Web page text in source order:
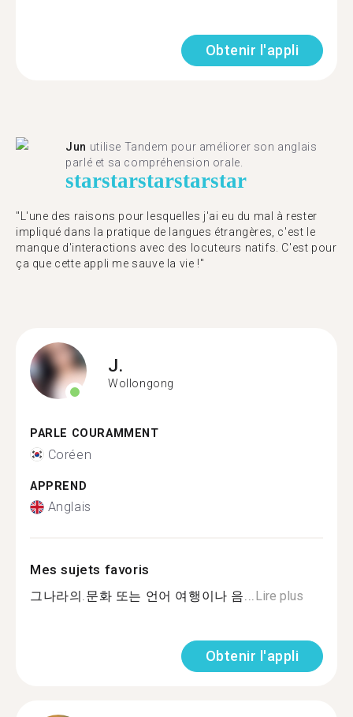
Obtenir l'appli
Jun utilise Tandem pour améliorer son anglais
parlé et sa compréhension orale.
starstarstarstarstar
"L'une des raisons pour lesquelles j'ai eu du mal à rester
impliqué dans la pratique de langues étrangères, c'est le
manque d'interactions avec des locuteurs natifs. C'est pour
ça que cette appli me sauve la vie !"
J.
Wollongong
PARLE COURAMMENT
Coréen
APPREND
Anglais
Mes sujets favoris
그나라의.문화 또는 언어 여행이나 음...Lire plus
Obtenir l'appli